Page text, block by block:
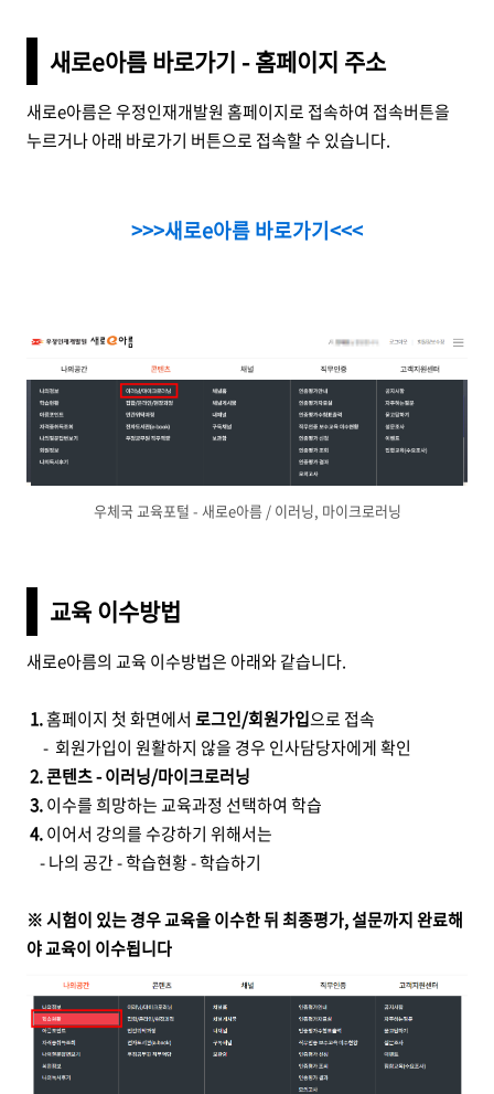
새로e아름 바로가기 - 홈페이지 주소
새로e아름은 우정인재개발원 홈페이지로 접속하여 접속버튼을
누르거나 아래 바로가기 버튼으로 접속할 수 있습니다.
>>>새로e아름 바로가기<<<
우체국 교육포털 - 새로e아름 / 이러닝, 마이크로러닝
교육 이수방법
새로e아름의 교육 이수방법은 아래와 같습니다.
1.홈페이지 첫 화면에서 로그인/회원가입으로 접속
- 회원가입이 원활하지 않을 경우 인사담당자에게 확인
2.콘텐츠 - 이러닝/마이크로러닝
3.이수를 희망하는 교육과정 선택하여 학습
4.이어서 강의를 수강하기 위해서는
- 나의 공간 - 학습현황 - 학습하기
※ 시험이 있는 경우 교육을 이수한 뒤 최종평가, 설문까지 완료해
야 교육이 이수됩니다